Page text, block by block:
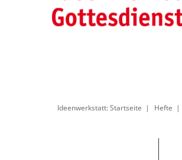
Ideenwerkstatt: Startseite Hefte